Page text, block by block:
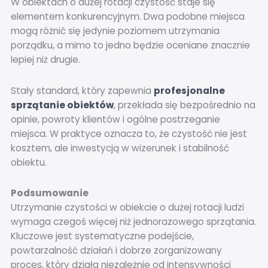
elementem konkurencyjnym. Dwa podobne miejsca
mogą różnić się jedynie poziomem utrzymania
porządku, a mimo to jedno będzie oceniane znacznie
lepiej niż drugie.
Stały standard, który zapewnia profesjonalne
sprzątanie obiektów, przekłada się bezpośrednio na
opinie, powroty klientów i ogólne postrzeganie
miejsca. W praktyce oznacza to, że czystość nie jest
kosztem, ale inwestycją w wizerunek i stabilność
obiektu.
Podsumowanie
Utrzymanie czystości w obiekcie o dużej rotacji ludzi
wymaga czegoś więcej niż jednorazowego sprzątania.
Kluczowe jest systematyczne podejście,
powtarzalność działań i dobrze zorganizowany
proces, który działa niezależnie od intensywności